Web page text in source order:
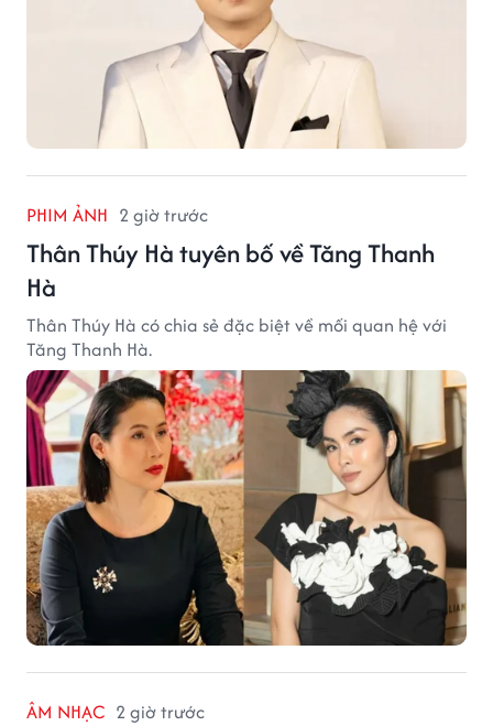
PHIM ẢNH 2 giờ trước
Thân Thúy Hà tuyên bố về Tăng Thanh
Hà
Thân Thúy Hà có chia sẻ đặc biệt về mối quan hệ với
Tăng Thanh Hà.
ÂM NHẠC 2 giờ trước